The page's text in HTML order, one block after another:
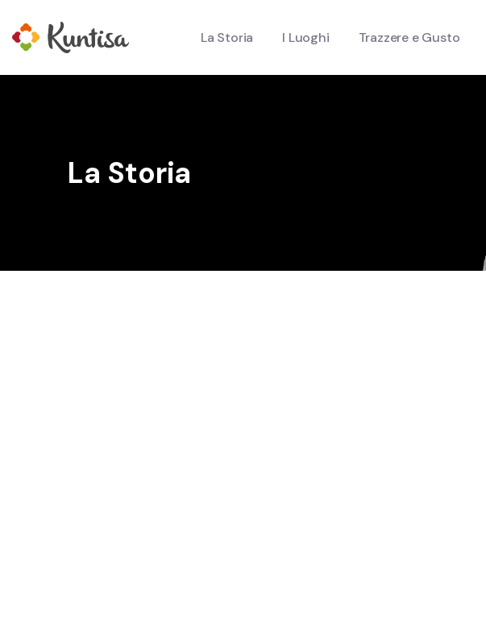
La Storia I Luoghi Trazzere e Gusto
La Storia